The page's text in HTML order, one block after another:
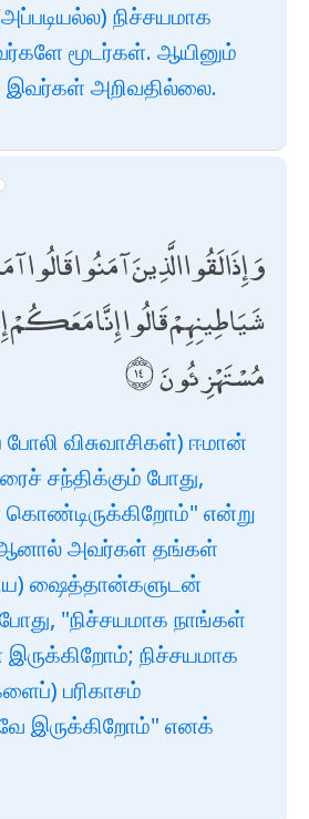
நிச்சயமாக
மூடர்கள். ஆயினும்
அறிவதில்லை.
وَإِذَا لَقُوا الَّذِينَ آمَنُوا قَالُوا
شَيَاطِينِهِمْ قَالُوا إِنَّا مَعَكُمْ
مُسْتَهْزِئُونَ
விசுவாசிகள்) ஈமான்
சந்திக்கும் போது,
என்று
ஆனால் அவர்கள் தங்கள்
ஷைத்தான்களுடன்
"நிச்சயமாக நாங்கள்
நிச்சயமாக
பரிகாசம்
இருக்கிறோம்" எனக்